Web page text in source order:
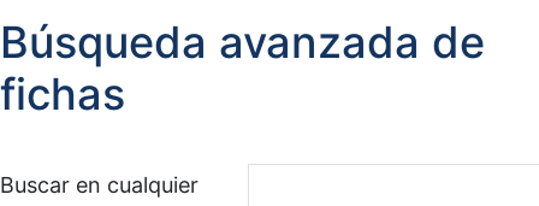
Búsqueda avanzada de
fichas
Buscar en cualquier